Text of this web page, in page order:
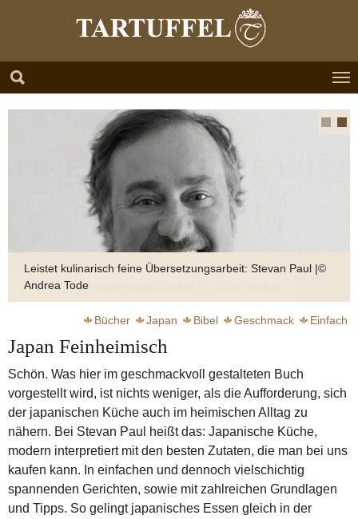
Leistet kulinarisch feine Übersetzungsarbeit: Stevan Paul |©
Andrea Tode
Bücher Japan Bibel Geschmack Einfach
Japan Feinheimisch
Schön. Was hier im geschmackvoll gestalteten Buch
vorgestellt wird, ist nichts weniger, als die Aufforderung, sich
der japanischen Küche auch im heimischen Alltag zu
nähern. Bei Stevan Paul heißt das: Japanische Küche,
modern interpretiert mit den besten Zutaten, die man bei uns
kaufen kann. In einfachen und dennoch vielschichtig
spannenden Gerichten, sowie mit zahlreichen Grundlagen
und Tipps. So gelingt japanisches Essen gleich in der